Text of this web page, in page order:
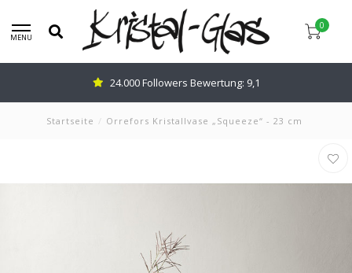
MENU
0
24.000 Followers Bewertung: 9,1
Startseite / Orrefors Kristallvase „Squeeze“ - 23 cm